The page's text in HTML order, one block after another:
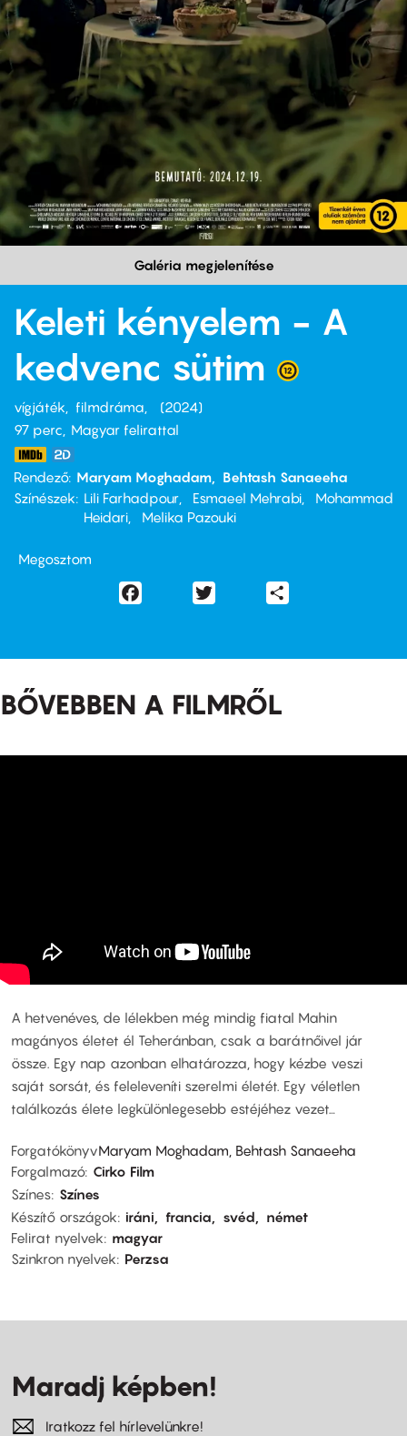
Galéria megjelenítése
Keleti kényelem - A
kedvenc sütim
vígjáték filmdráma
2024
97 perc,
Magyar felirattal
Rendező Maryam Moghadam
Behtash Sanaeeha
Színészek
Lili Farhadpour Esmaeel Mehrabi
Mohammad
Heidari
Melika Pazouki
Megosztom
Facebook
BŐVEBBEN A FILMRŐL
A hetvenéves, de lélekben még mindig fiatal Mahin
magányos életet él Teheránban, csak a barátnőivel jár
össze. Egy nap azonban elhatározza, hogy kézbe veszi
saját sorsát, és feleleveníti szerelmi életét. Egy véletlen
találkozás élete legkülönlegesebb estéjéhez vezet…
ForgatókönyvMaryam Moghadam, Behtash Sanaeeha
Forgalmazó Cirko Film
Színes Színes
Készítő országok
iráni francia svéd
német
Felirat nyelvek
magyar
Szinkron nyelvek
Perzsa
Maradj képben!
Iratkozz fel hírlevelünkre!